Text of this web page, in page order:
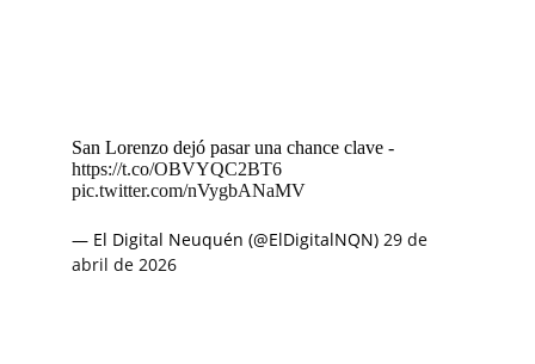
San Lorenzo dejó pasar una chance clave -
https://t.co/OBVYQC2BT6
pic.twitter.com/nVygbANaMV
— El Digital Neuquén (@ElDigitalNQN) 29 de
abril de 2026